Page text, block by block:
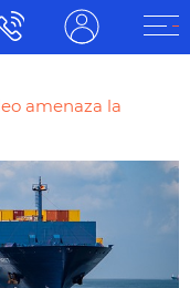
amenaza la